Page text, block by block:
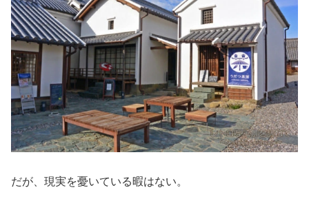
だが、現実を憂いている暇はない。